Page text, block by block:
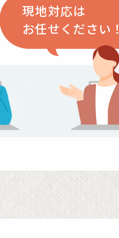
現地対応は
お任せください！